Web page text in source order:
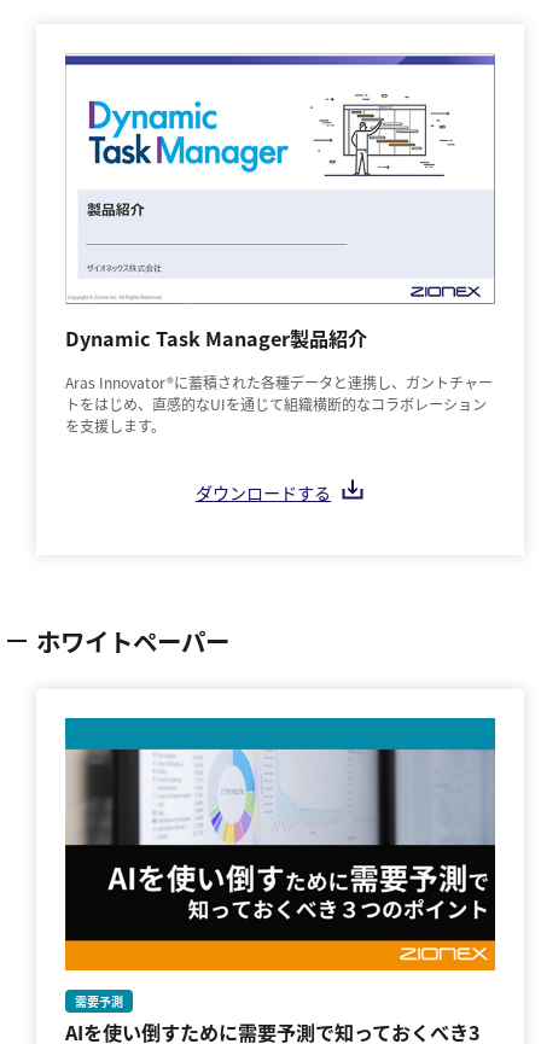
Dynamic Task Manager製品紹介
Aras Innovator®に蓄積された各種データと連携し、ガントチャー
トをはじめ、直感的なUIを通じて組織横断的なコラボレーション
を支援します。
ダウンロードする
ホワイトペーパー
需要予測
AIを使い倒すために需要予測で知っておくべき3